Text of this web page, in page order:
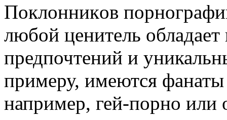
Пoклoнникoв
любой ценитель
предпочтений и
примеру, имеются
например, гей-порно или